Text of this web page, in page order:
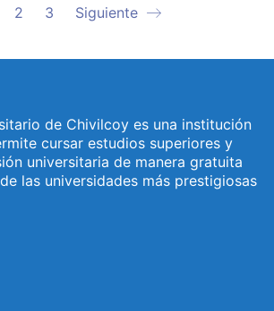
2 3 Siguiente
de Chivilcoy es una institución
cursar estudios superiores y
universitaria de manera gratuita
las universidades más prestigiosas